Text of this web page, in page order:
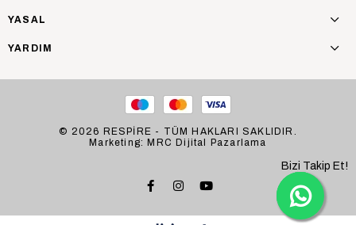
YASAL
YARDIM
© 2026 RESPİRE - TÜM HAKLARI SAKLIDIR.
Marketing: MRC Dijital Pazarlama
Bizi Takip Et!